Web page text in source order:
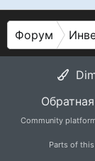
Форум
Community
Parts of